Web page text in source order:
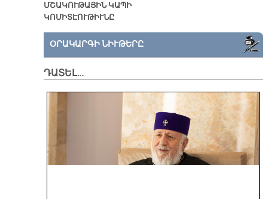
ՄՇԱԿՈՒԹԱՅԻՆ ԿԱՊԻ
ԿՈՄԻՏԷՈՒԹԻՒՆԸ
ՕՐԱԿԱՐԳԻ ՆԻՒԹԵՐԸ
ԴԱՏԵԼ…